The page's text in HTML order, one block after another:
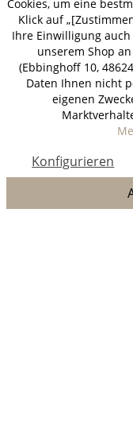
Cookies, um eine
Klick auf
Ihre Einwilligung
unserem Shop
(Ebbinghoff 10,
Daten Ihnen nicht
eigenen
Konfigurieren